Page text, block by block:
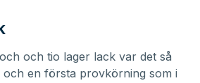
och tio lager lack var det så
och en första provkörning som i